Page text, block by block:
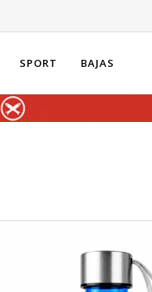
SPORT BAJAS